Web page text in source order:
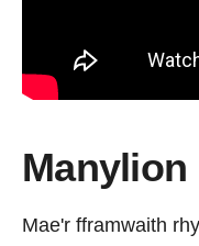
Manylion
Mae'r fframwaith